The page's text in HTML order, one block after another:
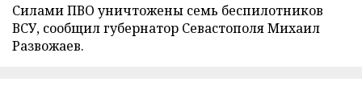
Силами ПВО уничтожены семь беспилотников
ВСУ, сообщил губернатор Севастополя Михаил
Развожаев.